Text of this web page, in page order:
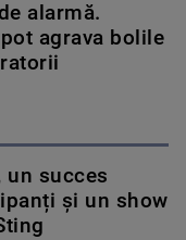
alarmă.
agrava bolile
un succes
și un show